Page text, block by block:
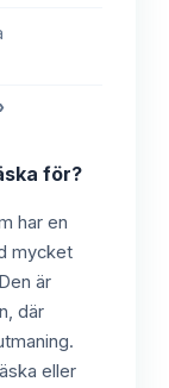
›
för?
har en
mycket
är
där
eller